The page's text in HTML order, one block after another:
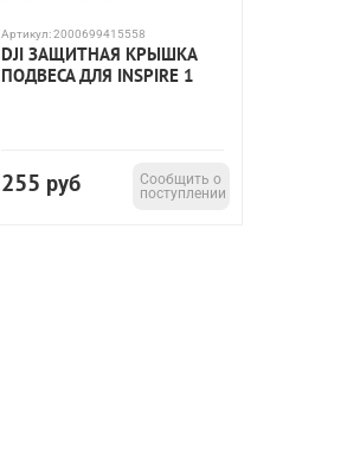
Артикул:2000699415558
DJI ЗАЩИТНАЯ КРЫШКА
ПОДВЕСА ДЛЯ INSPIRE 1
255 руб
Сообщить о
поступлении